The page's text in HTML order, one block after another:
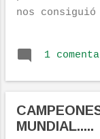
nos
que mezcla
de terracitas
Llegamos
coche
dirigimos a
1
MUNDIAL.....